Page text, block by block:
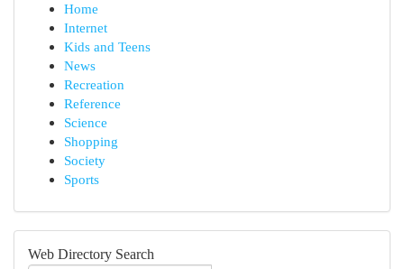
Home
Internet
Kids and Teens
News
Recreation
Reference
Science
Shopping
Society
Sports
Web Directory Search